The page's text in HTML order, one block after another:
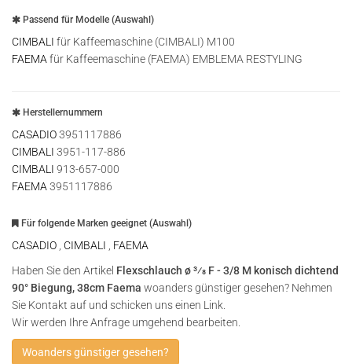
Passend für Modelle (Auswahl)
CIMBALI für Kaffeemaschine (CIMBALI) M100
FAEMA für Kaffeemaschine (FAEMA) EMBLEMA RESTYLING
Herstellernummern
CASADIO3951117886
CIMBALI 3951-117-886
CIMBALI 913-657-000
FAEMA 3951117886
Für folgende Marken geeignet (Auswahl)
CASADIO CIMBALI
FAEMA
Haben Sie den Artikel Flexschlauch ø 3⁄8 F - 3/8 M konisch dichtend
90° Biegung, 38cm Faema woanders günstiger gesehen? Nehmen
Sie Kontakt auf und schicken uns einen Link.
Wir werden Ihre Anfrage umgehend bearbeiten.
Woanders günstiger gesehen?